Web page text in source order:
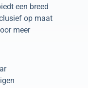
een breed
op maat
meer